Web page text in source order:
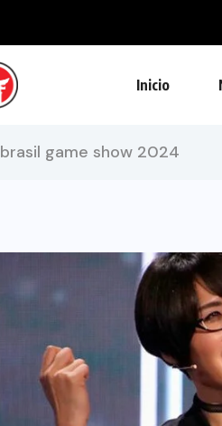
Inicio
brasil game show 2024